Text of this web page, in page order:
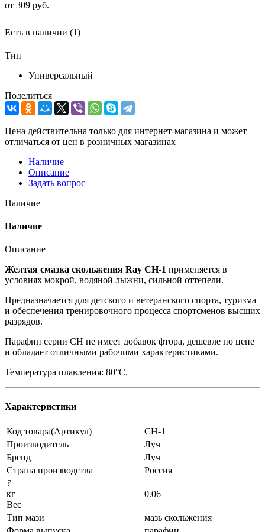
от 309 руб.
Есть в наличии (1)
Тип
Универсальный
Поделиться
Цена действительна только для интернет-магазина и может
отличаться от цен в розничных магазинах
Наличие
Описание
Задать вопрос
Наличие
Наличие
Описание
Желтая смазка скольжения Ray CH-1 применяется в
условиях мокрой, водяной лыжни, сильной оттепели.
Предназначается для детского и ветеранского спорта, туризма
и обеспечения тренировочного процесса спортсменов высших
разрядов.
Парафин серии CH не имеет добавок фтора, дешевле по цене
и обладает отличными рабочими характеристиками.
Температура плавления: 80°С.
Характеристики
Код товара(Артикул)
CH-1
Производитель
Луч
Бренд
Луч
Страна производства
Россия
?
кг
Вес
0.06
Тип мази
мазь скольжения